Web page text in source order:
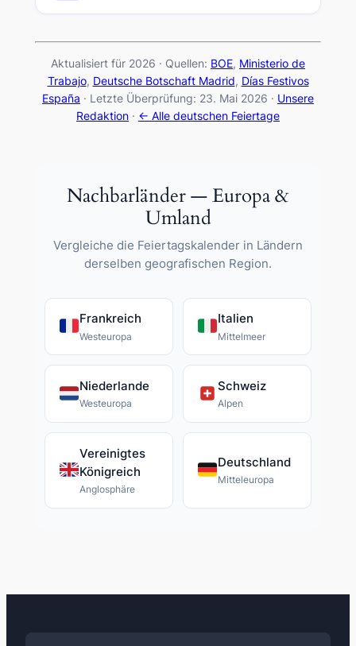
Aktualisiert für 2026 · Quellen: BOE, Ministerio de
Trabajo, Deutsche Botschaft Madrid, Días Festivos
España · Letzte Überprüfung: 23. Mai 2026 · Unsere
Redaktion · ← Alle deutschen Feiertage
Nachbarländer — Europa &
Umland
Vergleiche die Feiertagskalender in Ländern
derselben geografischen Region.
Frankreich
Westeuropa
Italien
Mittelmeer
Niederlande
Westeuropa
Schweiz
Alpen
Vereinigtes
Königreich
Anglosphäre
Deutschland
Mitteleuropa